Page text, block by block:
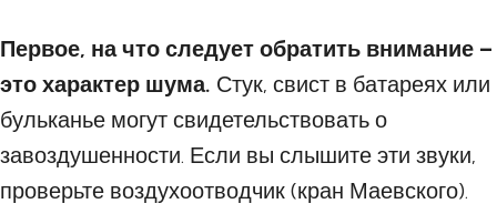
Первое, на что следует обратить внимание –
это характер шума. Стук, свист в батареях или
бульканье могут свидетельствовать о
завоздушенности. Если вы слышите эти звуки,
проверьте воздухоотводчик (кран Маевского).